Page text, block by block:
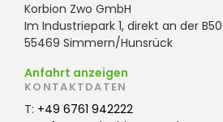
Korbion Zwo GmbH
Im Industriepark 1, direkt an der B50
55469 Simmern/Hunsrück
Anfahrt anzeigen
KONTAKTDATEN
T: +49 6761 942222